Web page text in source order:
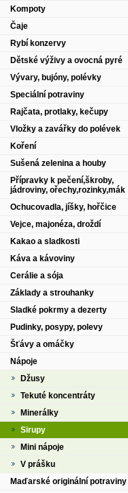
Kompoty
Čaje
Rybí konzervy
Dětské výživy a ovocná pyré
Vývary, bujóny, polévky
Speciální potraviny
Rajčata, protlaky, kečupy
Vložky a zavářky do polévek
Koření
Sušená zelenina a houby
Přípravky k pečení,škroby,
jádroviny, ořechy,rozinky,mák
Ochucovadla, jíšky, hořčice
Vejce, majonéza, droždí
Kakao a sladkosti
Káva a kávoviny
Cerálie a sója
Základy a strouhanky
Sladké pokrmy a dezerty
Pudinky, posypy, polevy
Šťávy a omáčky
Nápoje
Džusy
Tekuté koncentráty
Minerálky
Sirupy
Mini nápoje
V prášku
Maďarské originální potraviny